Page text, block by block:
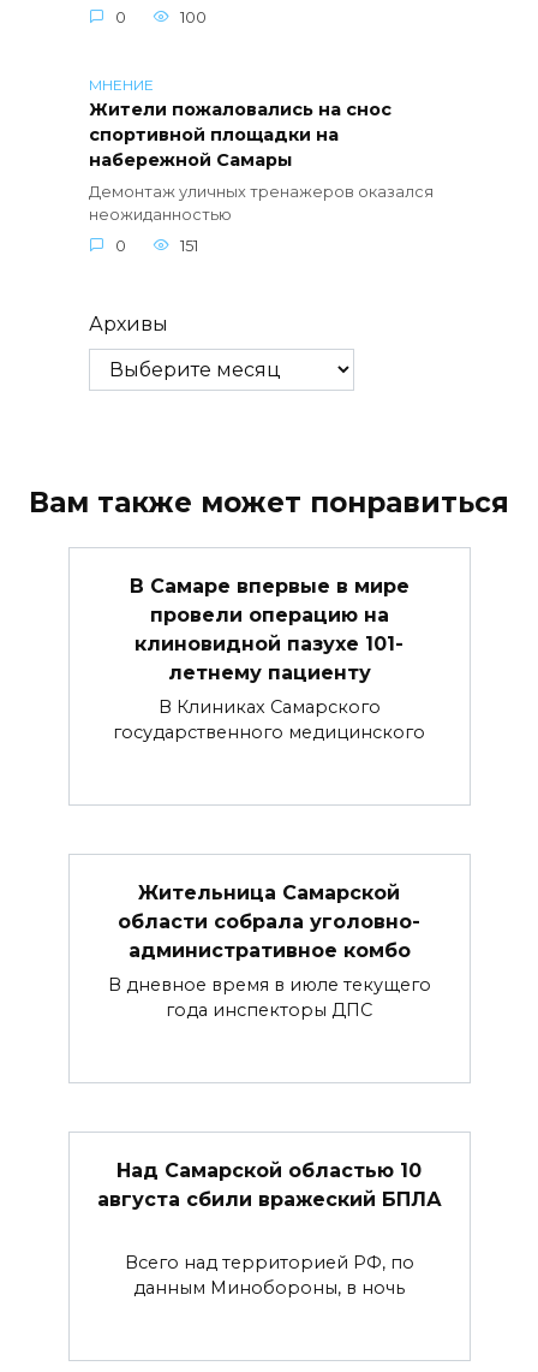
0 100
МНЕНИЕ
Жители пожаловались на снос
спортивной площадки на
набережной Самары
Демонтаж уличных тренажеров оказался
неожиданностью
0
151
Архивы
Вам также может понравиться
В Самаре впервые в мире
провели операцию на
клиновидной пазухе 101-
летнему пациенту
В Клиниках Самарского
государственного медицинского
Жительница Самарской
области собрала уголовно-
административное комбо
В дневное время в июле текущего
года инспекторы ДПС
Над Самарской областью 10
августа сбили вражеский БПЛА
Всего над территорией РФ, по
данным Минобороны, в ночь